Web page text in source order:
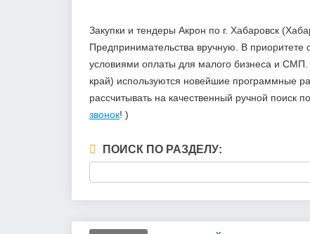
Закупки и тендеры Акрон по г. Хабаровск
Предпринимательства вручную. В
условиями оплаты для малого бизнеса и СМП.
край) используются новейшие программные
рассчитывать на качественный ручной поиск
звонок! )
ПОИСК ПО РАЗДЕЛУ: